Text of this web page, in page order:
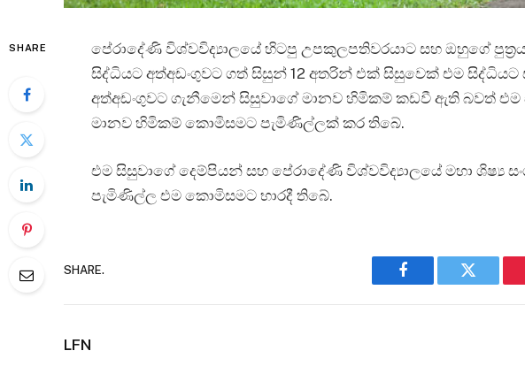
SHARE
පේරාදේණි විශ්වවිද්‍යාලයේ හිටපු උපකුලපතිවරයාට සහ ඔහුගේ
සිද්ධියට අත්අඩංගුවට ගත් සිසුන් 12 අතරින් එක් සිසුවෙක් එම
අත්අඩංගුවට ගැනීමෙන් සිසුවාගේ මානව හිමිකම් කඩවී ඇති බවත් එම
මානව හිමිකම් කොමිසමට පැමිණිල්ලක් කර තිබේ.
එම සිසුවාගේ දෙම්පියන් සහ පේරාදේණි විශ්වවිද්‍යාලයේ මහා ශිෂ්‍ය
පැමිණිල්ල එම කොමිසමට භාරදී තිබේ.
SHARE.
Facebook Twitter
LFN